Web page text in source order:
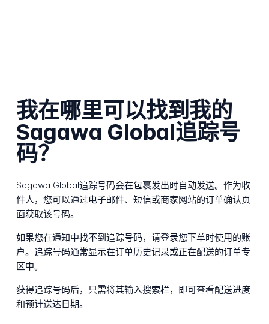
我在哪里可以找到我的
Sagawa Global追踪号
码？
Sagawa Global追踪号码会在包裹发出时自动发送。作为收
件人，您可以通过电子邮件、短信或商家网站的订单确认页
面获取该号码。
如果您在通知中找不到追踪号码，请登录您下单时使用的账
户。追踪号码通常显示在订单历史记录或正在配送的订单专
区中。
获得追踪号码后，只需将其输入搜索栏，即可查看配送进度
和预计送达日期。